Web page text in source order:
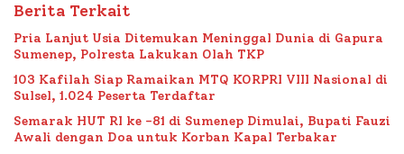
Berita Terkait
Pria Lanjut Usia Ditemukan Meninggal Dunia di Gapura
Sumenep, Polresta Lakukan Olah TKP
103 Kafilah Siap Ramaikan MTQ KORPRI VIII Nasional di
Sulsel, 1.024 Peserta Terdaftar
Semarak HUT RI ke -81 di Sumenep Dimulai, Bupati Fauzi
Awali dengan Doa untuk Korban Kapal Terbakar